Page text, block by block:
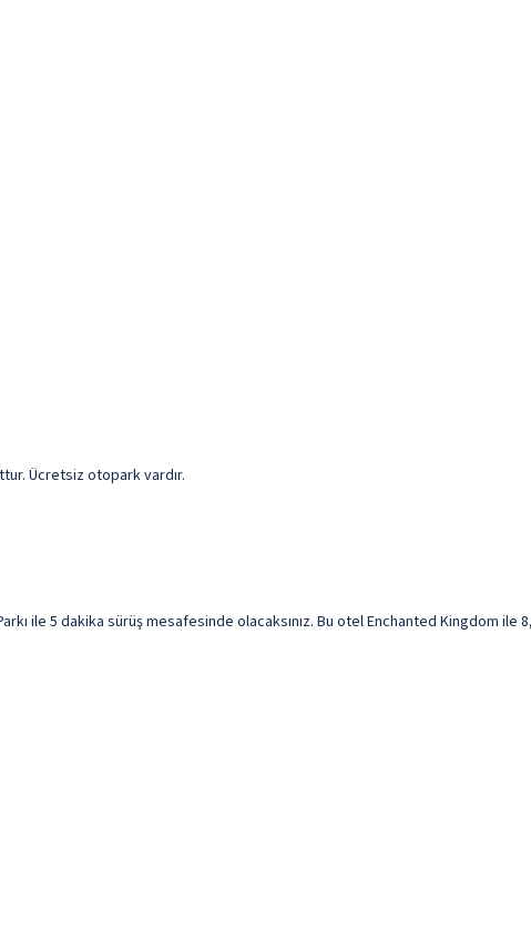
Ücretsiz otopark vardır.
ile 5 dakika sürüş mesafesinde olacaksınız. Bu otel Enchanted Kingdom ile